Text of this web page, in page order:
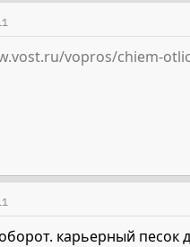
vopros/chiem-
карьерный песок